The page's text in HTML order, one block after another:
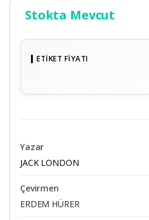
Stokta Mevcut
ETIKET FIYATI
Yazar
JACK LONDON
Çevirmen
ERDEM HÜRER